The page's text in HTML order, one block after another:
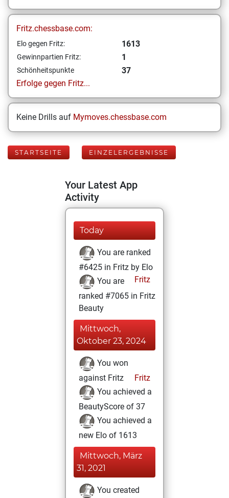
Fritz.chessbase.com:
Elo gegen Fritz: 1613
Gewinnpartien Fritz: 1
Schönheitspunkte
37
Erfolge gegen Fritz...
Keine Drills auf Mymoves.chessbase.com
STARTSEITE EINZELERGEBNISSE
Your Latest App
Activity
Today
You are ranked
#6425 in Fritz by Elo
Fritz
You are
ranked #7065 in Fritz
Beauty
Mittwoch,
Oktober 23, 2024
You won
against Fritz
Fritz
You achieved a
BeautyScore of 37
You achieved a
new Elo of 1613
Mittwoch, März
31, 2021
You created